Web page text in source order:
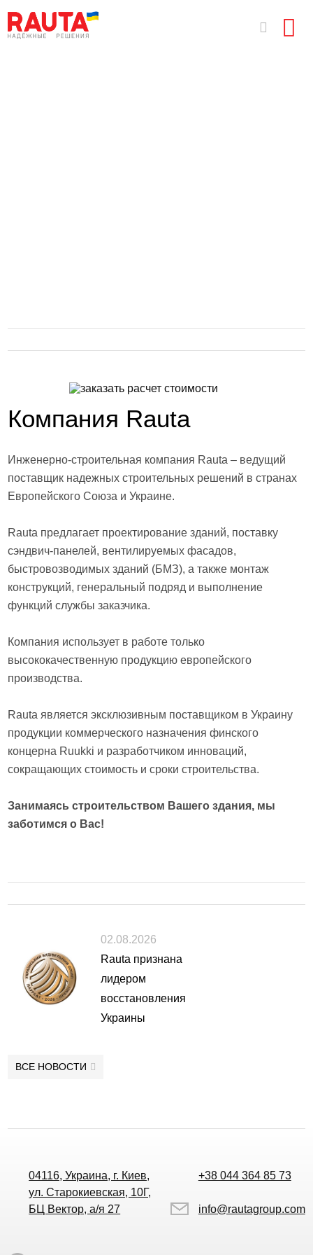
Компания Rauta
Инженерно-строительная компания Rauta – ведущий
поставщик надежных строительных решений в странах
Европейского Союза и Украине.
Rauta предлагает проектирование зданий, поставку
сэндвич-панелей, вентилируемых фасадов,
быстровозводимых зданий (БМЗ), а также монтаж
конструкций, генеральный подряд и выполнение
функций службы заказчика.
Компания использует в работе только
высококачественную продукцию европейского
производства.
Rauta является эксклюзивным поставщиком в Украину
продукции коммерческого назначения финского
концерна Ruukki и разработчиком инноваций,
сокращающих стоимость и сроки строительства.
Занимаясь строительством Вашего здания, мы
заботимся о Вас!
02.08.2026
Rauta признана
лидером
восстановления
Украины
ВСЕ НОВОСТИ
04116, Украина, г. Киев,
ул. Старокиевская, 10Г,
БЦ Вектор, а/я 27
+38 044 364 85 73
info@rautagroup.com